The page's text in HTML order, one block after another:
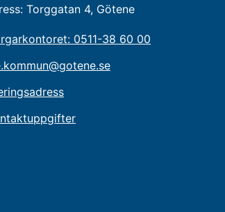
Torggatan 4, Götene
0511-38 60 00